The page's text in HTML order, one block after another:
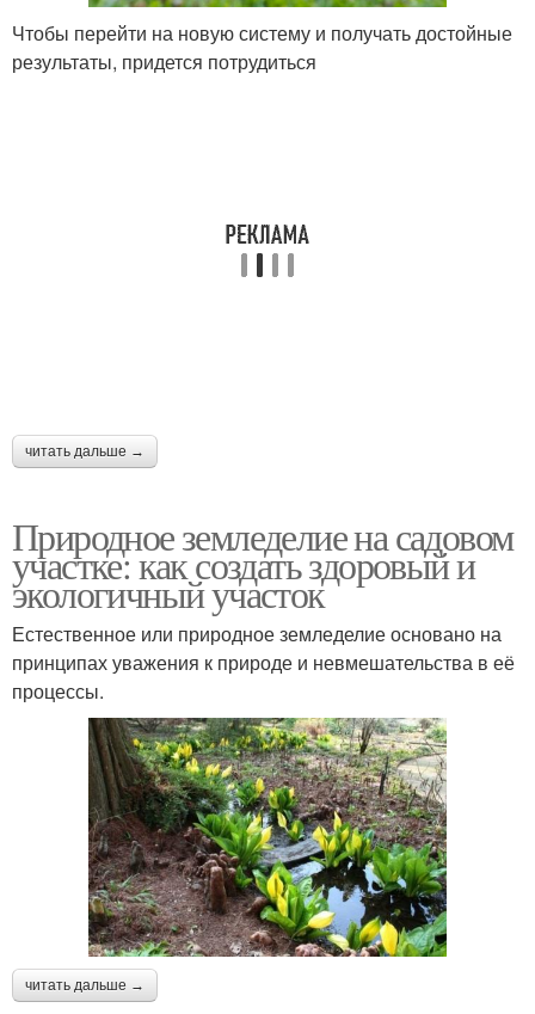
Чтобы перейти на новую систему и получать достойные
результаты, придется потрудиться
читать дальше →
Природное земледелие на садовом
участке: как создать здоровый и
экологичный участок
Естественное или природное земледелие основано на
принципах уважения к природе и невмешательства в её
процессы.
читать дальше →